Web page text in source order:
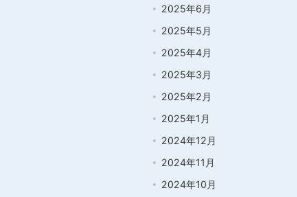
2025年6月
2025年5月
2025年4月
2025年3月
2025年2月
2025年1月
2024年12月
2024年11月
2024年10月